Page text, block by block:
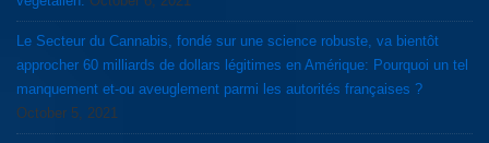
Le Secteur du Cannabis, fondé sur une science robuste, va bientôt
approcher 60 milliards de dollars légitimes en Amérique: Pourquoi un tel
manquement et-ou aveuglement parmi les autorités françaises ?
October 5, 2021